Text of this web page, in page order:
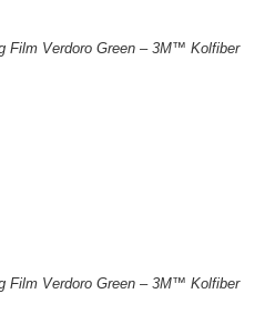
Film Verdoro Green – 3M™ Kolfiber
Film Verdoro Green – 3M™ Kolfiber